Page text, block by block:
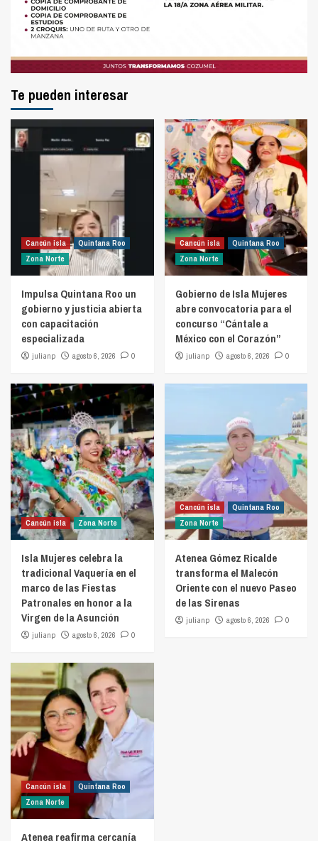
Te pueden interesar
Cancún isla
Quintana Roo
Zona Norte
Impulsa Quintana Roo un
gobierno y justicia abierta
con capacitación
especializada
julianp agosto 6, 2026 0
Cancún isla
Quintana Roo
Zona Norte
Gobierno de Isla Mujeres
abre convocatoria para el
concurso “Cántale a
México con el Corazón”
julianp agosto 6, 2026 0
Cancún isla Zona Norte
Isla Mujeres celebra la
tradicional Vaquería en el
marco de las Fiestas
Patronales en honor a la
Virgen de la Asunción
julianp agosto 6, 2026 0
Cancún isla
Quintana Roo
Zona Norte
Atenea Gómez Ricalde
transforma el Malecón
Oriente con el nuevo Paseo
de las Sirenas
julianp agosto 6, 2026 0
Cancún isla
Quintana Roo
Zona Norte
Atenea reafirma cercanía